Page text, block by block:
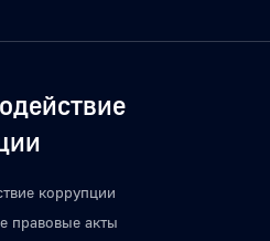
коррупции
правовые акты